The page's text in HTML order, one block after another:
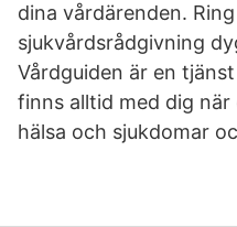
dina vårdärenden.
sjukvårdsrådgivning
Vårdguiden är en
finns alltid med dig när
hälsa och sjukdomar